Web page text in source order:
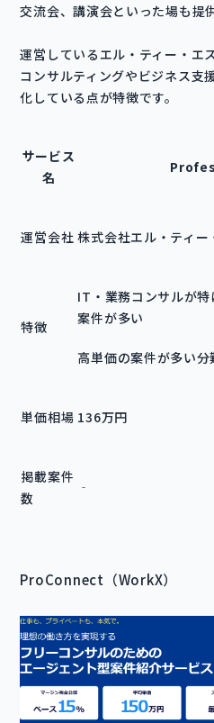
交流会、講演会といった場も提
運営しているエル・ティー・エ
コンサルティングやビジネス支
化している点が特徴です。
サービス
名
運営会社 株式会社エル・ティー
特徴
IT・業務コンサルが
案件が多い
高単価の案件が多い分
単価相場 136万円
掲載案件
数
‐
ProConnect（WorkX）